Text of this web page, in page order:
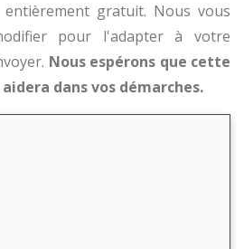
gratuit. Nous vous
pour l'adapter à votre
Nous espérons que cette
dans vos démarches.